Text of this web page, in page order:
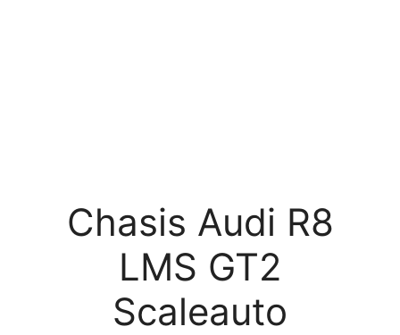
Chasis Audi R8
LMS GT2
Scaleauto